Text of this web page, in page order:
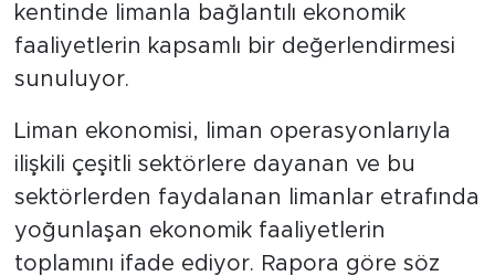
kentinde limanla bağlantılı ekonomik
faaliyetlerin kapsamlı bir değerlendirmesi
sunuluyor.
Liman ekonomisi, liman operasyonlarıyla
ilişkili çeşitli sektörlere dayanan ve bu
sektörlerden faydalanan limanlar etrafında
yoğunlaşan ekonomik faaliyetlerin
toplamını ifade ediyor. Rapora göre söz